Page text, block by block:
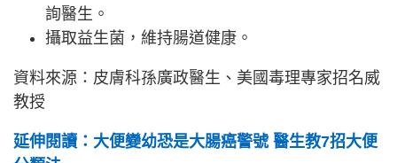
詢醫生。
攝取益生菌，維持腸道健康。
資料來源：皮膚科孫廣政醫生、美國毒理專家招名威
教授
延伸閱讀：大便變幼恐是大腸癌警號 醫生教7招大便